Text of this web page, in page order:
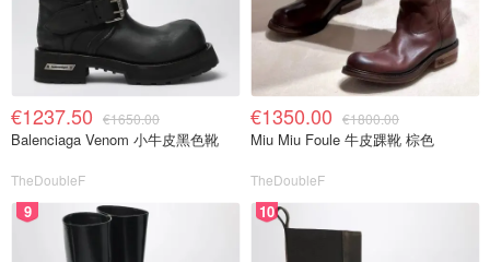
€1237.50 €1650.00
Balenciaga Venom 小牛皮黑色靴
TheDoubleF
€1350.00 €1800.00
Miu Miu Foule 牛皮踝靴 棕色
TheDoubleF
9 10